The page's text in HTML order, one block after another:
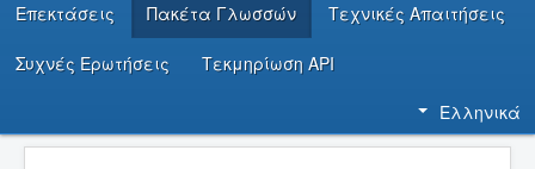
Επεκτάσεις Πακέτα Γλωσσών Τεχνικές Απαιτήσεις
Συχνές Ερωτήσεις Τεκμηρίωση API
Ελληνικά